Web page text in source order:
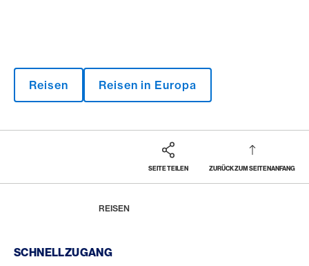
Reisen Reisen in Europa
SEITE TEILEN ZURÜCK ZUM SEITENANFANG
Footer
REISEN
Footer Navigation
SCHNELLZUGANG